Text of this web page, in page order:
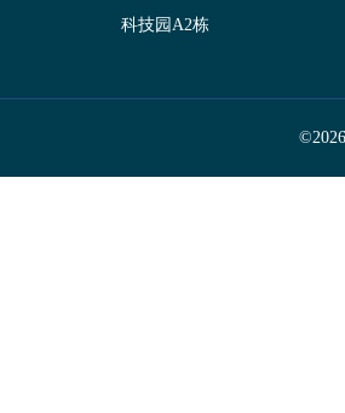
科技园A2栋